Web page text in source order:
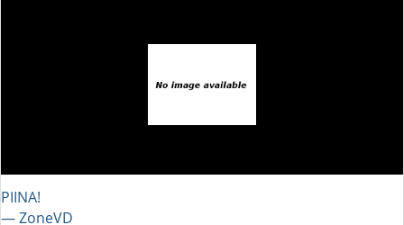
PIINA!
― ZoneVD